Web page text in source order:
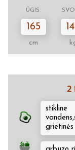
ŪGIS:
165
cm
2
stikline
grietinės